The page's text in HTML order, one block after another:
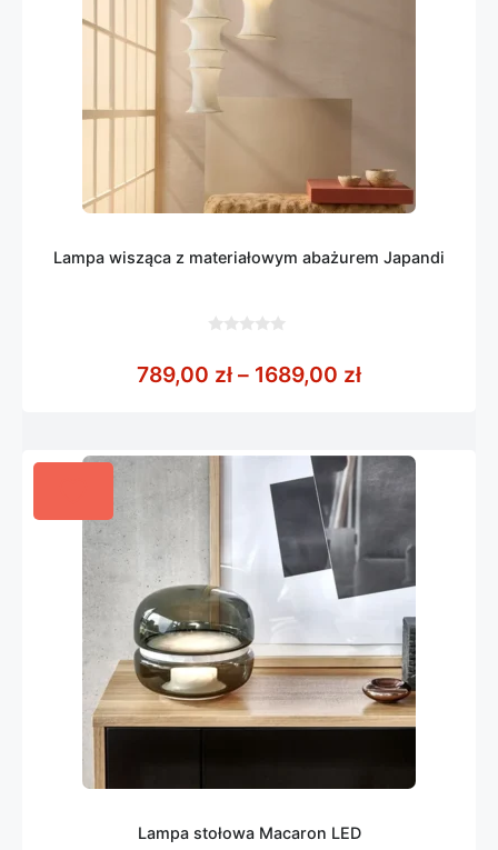
Lampa wisząca z materiałowym abażurem Japandi
5
789,00 zł – 1689,00 złZakres cen:
Lampa stołowa Macaron LED